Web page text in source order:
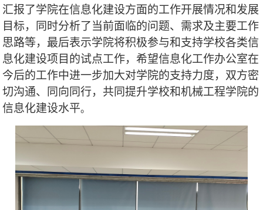
汇报了学院在信息化建设方面的工作开展情况和发展
目标，同时分析了当前面临的问题、需求及主要工作
思路等，最后表示学院将积极参与和支持学校各类信
息化建设项目的试点工作，希望信息化工作办公室在
今后的工作中进一步加大对学院的支持力度，双方密
切沟通、同向同行，共同提升学校和机械工程学院的
信息化建设水平。